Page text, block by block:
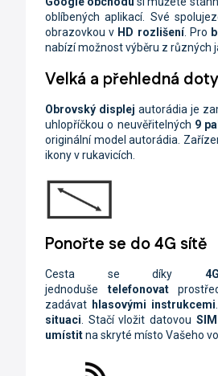
oblíbených aplikací. Své
obrazovkou v HD rozlišení. Pro
nabízí možnost výběru z různých
Velká a přehledná
Obrovský displej autorádia je
uhlopříčkou o neuvěřitelných 9
originální model autorádia.
ikony v rukavicích.
Ponořte se do 4G sítě
Cesta se díky
jednoduše
telefonovat
zadávat hlasovými instrukcemi
situaci . Stačí vložit datovou
umístitna skryté místo Vašeho